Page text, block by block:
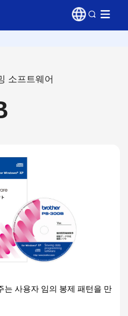
소프트웨어
는 사용자 임의 봉제 패턴을 만